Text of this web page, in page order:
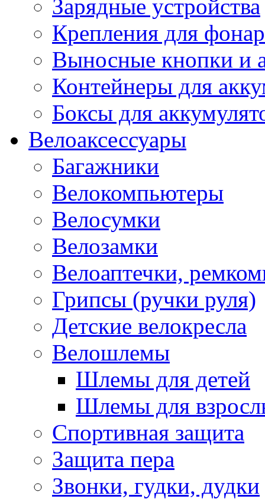
Зарядные устройства
Крепления для
Выносные кнопки и
Контейнеры для
Боксы для
Велоаксессуары
Багажники
Велокомпьютеры
Велосумки
Велозамки
Велоаптечки,
Грипсы (ручки руля)
Детские велокресла
Велошлемы
Шлемы для детей
Шлемы для
Спортивная защита
Защита пера
Звонки, гудки, дудки